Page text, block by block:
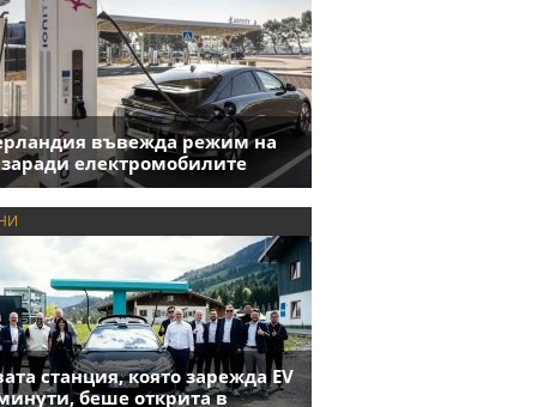
въвежда режим на
заради електромобилите
станция, която зарежда EV
беше открита в